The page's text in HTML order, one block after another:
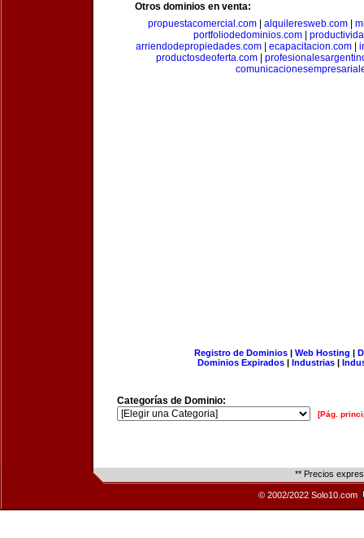
Otros dominios en venta:
propuestacomercial.com
alquileresweb.com
portfoliodedominios.com
arriendodepropiedades.com| ecapacitacion.com|
productosdeoferta.com|
Registro de Dominios| Web Hosting |
Dominios Expirados | Industrias |
Categorías de Dominio:
[Pág.
** Precios
© 2002/2022 Solo10.com